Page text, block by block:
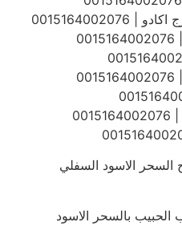
السحر الاسود السفلي
بالسحر الاسود